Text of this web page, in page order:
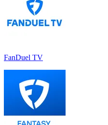
FanDuel TV